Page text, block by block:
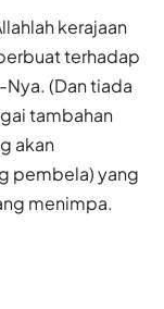
kerajaan
terhadap
(Dan tiada
tambahan
akan
pembela) yang
menimpa.